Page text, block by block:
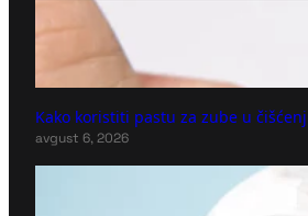
Kako koristiti pastu za zube u
avgust 6, 2026